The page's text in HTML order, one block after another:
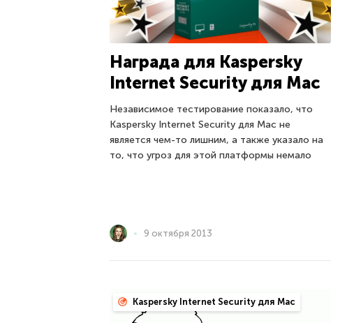
Награда для Kaspersky
Internet Security для Mac
Независимое тестирование показало, что
Kaspersky Internet Security для Mac не
является чем-то лишним, а также указало на
то, что угроз для этой платформы немало
9 октября 2013
Kaspersky Internet Security для Mac